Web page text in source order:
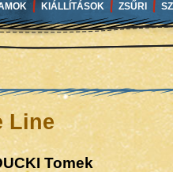
KIÁLLÍTÁSOK ZSŰRI
Line
Tomek